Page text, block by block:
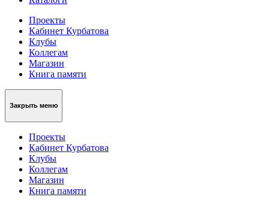
Проекты
Кабинет Курбатова
Клубы
Коллегам
Магазин
Книга памяти
Закрыть меню
Проекты
Кабинет Курбатова
Клубы
Коллегам
Магазин
Книга памяти